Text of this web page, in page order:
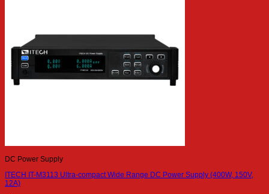
DC Power Supply
ITECH IT-M3113 Ultra-compact Wide Range DC Power Supply (400W, 150V,
12A)